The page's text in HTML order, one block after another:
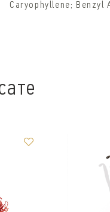
Caryophyllene; Benzyl